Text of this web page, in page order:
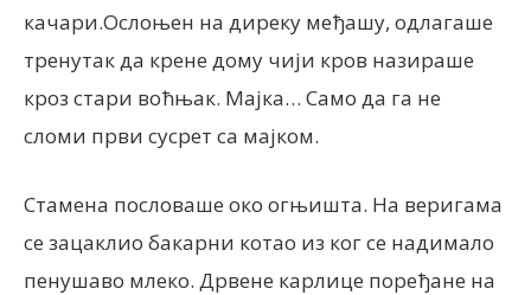
качари.Ослоњен на диреку међашу, одлагаше
тренутак да крене дому чији кров назираше
кроз стари воћњак. Мајка… Само да га не
сломи први сусрет са мајком.
Стамена пословаше око огњишта. На веригама
се зацаклио бакарни котао из ког се надимало
пенушаво млеко. Дрвене карлице поређане на